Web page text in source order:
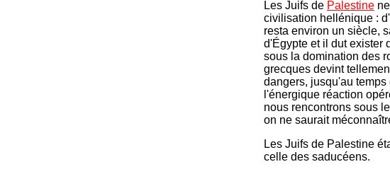
Les Juifs de Palestine
civilisation hellénique :
resta environ un siècle,
d'Égypte et il dut exister
sous la domination des
grecques devint
dangers, jusqu'au
l'énergique réaction
nous rencontrons sous
on ne saurait
Les Juifs de Palestine
celle des saducéens.